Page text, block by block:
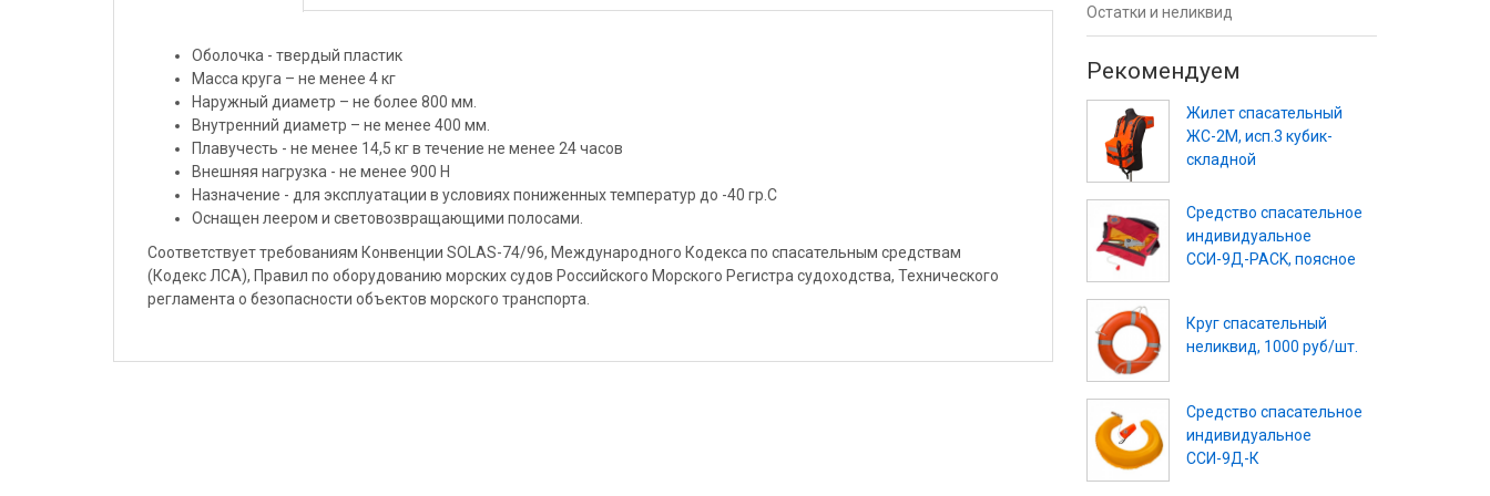
Оболочка - твердый пластик
Масса круга – не менее 4 кг
Наружный диаметр – не более 800 мм.
Внутренний диаметр – не менее 400 мм.
Плавучесть - не менее 14,5 кг в течение не менее 24 часов
Внешняя нагрузка - не менее 900 Н
Назначение - для эксплуатации в условиях пониженных температур до -40 гр.С
Оснащен леером и световозвращающими полосами.
Соответствует требованиям Конвенции SOLAS-74/96, Международного Кодекса по спасательным средствам
(Кодекс ЛСА), Правил по оборудованию морских судов Российского Морского Регистра судоходства, Технического
регламента о безопасности объектов морского транспорта.
Остатки и неликвид
Рекомендуем
Жилет спасательный
ЖС-2М, исп.3 кубик-
складной
Средство спасательное
индивидуальное
ССИ-9Д-PACK, поясное
Круг спасательный
неликвид, 1000 руб/шт.
Средство спасательное
индивидуальное
ССИ-9Д-К